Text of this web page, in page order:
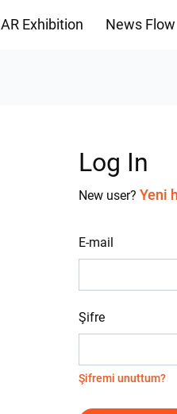
AR Exhibition News Flow
Log In
New user? Yeni
E-mail
Şifre
Şifremi unuttum?